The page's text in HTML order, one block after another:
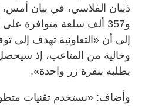
و357 ألف سلعة متوافرة
إلى أن «التعاونية تهدف إلى
وخالية من المتاعب، إذ
يطلبه بنقرة زر واحدة».
وأضاف: «نستخدم تقنيات